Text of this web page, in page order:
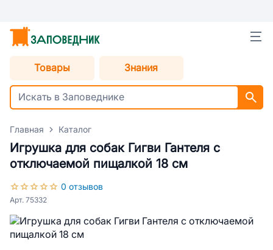
Товары Знания
Главная Каталог
Игрушка для собак Гигви Гантеля с
отключаемой пищалкой 18 см
0 отзывов
Арт. 75332